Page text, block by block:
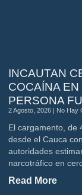
INCAUTAN
COCAÍNA
PERSONA
2 Agosto, 2026 No Hay
El cargamento, de
desde el Cauca
autoridades
narcotráfico en
Read More